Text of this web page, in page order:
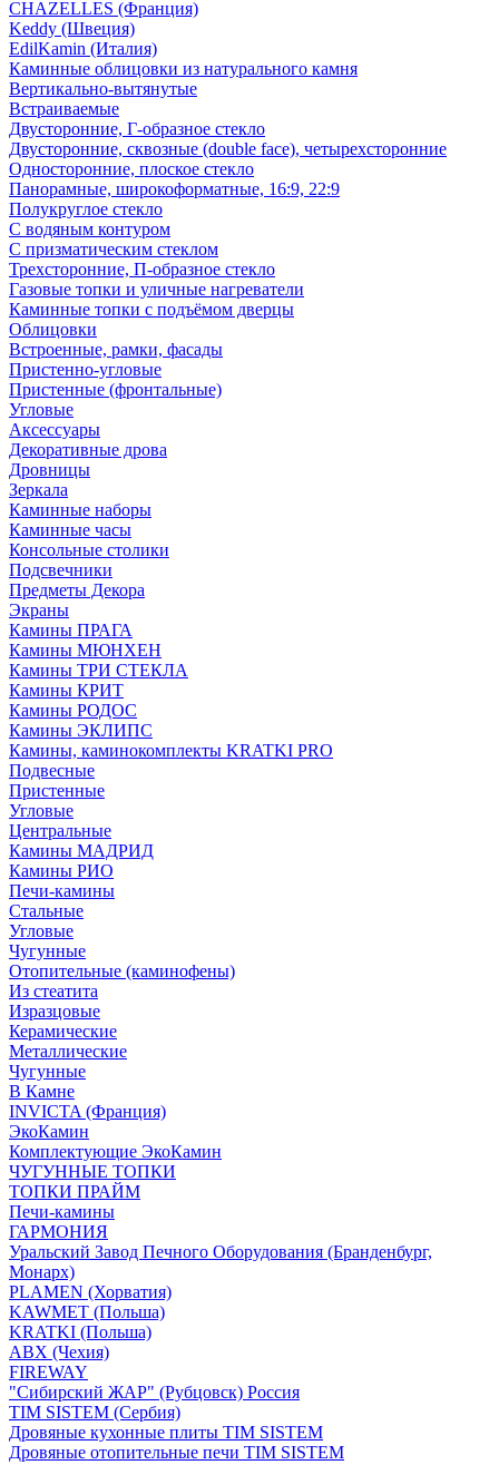
CHAZELLES (Франция)
Keddy (Швеция)
EdilKamin (Италия)
Каминные облицовки из натурального камня
Вертикально-вытянутые
Встраиваемые
Двусторонние, Г-образное стекло
Двусторонние, сквозные (double face), четырехсторонние
Односторонние, плоское стекло
Панорамные, широкоформатные, 16:9, 22:9
Полукруглое стекло
С водяным контуром
С призматическим стеклом
Трехсторонние, П-образное стекло
Газовые топки и уличные нагреватели
Каминные топки с подъёмом дверцы
Облицовки
Встроенные, рамки, фасады
Пристенно-угловые
Пристенные (фронтальные)
Угловые
Аксессуары
Декоративные дрова
Дровницы
Зеркала
Каминные наборы
Каминные часы
Консольные столики
Подсвечники
Предметы Декора
Экраны
Камины ПРАГА
Камины МЮНХЕН
Камины ТРИ СТЕКЛА
Камины КРИТ
Камины РОДОС
Камины ЭКЛИПС
Камины, каминокомплекты KRATKI PRO
Подвесные
Пристенные
Угловые
Центральные
Камины МАДРИД
Камины РИО
Печи-камины
Стальные
Угловые
Чугунные
Отопительные (каминофены)
Из стеатита
Изразцовые
Керамические
Металлические
Чугунные
В Камне
INVICTA (Франция)
ЭкоКамин
Комплектующие ЭкоКамин
ЧУГУННЫЕ ТОПКИ
ТОПКИ ПРАЙМ
Печи-камины
ГАРМОНИЯ
Уральский Завод Печного Оборудования (Бранденбург,
Монарх)
PLAMEN (Хорватия)
KAWMET (Польша)
KRATKI (Польша)
ABX (Чехия)
FIREWAY
"Сибирский ЖАР" (Рубцовск) Россия
TIM SISTEM (Сербия)
Дровяные кухонные плиты TIM SISTEM
Дровяные отопительные печи TIM SISTEM